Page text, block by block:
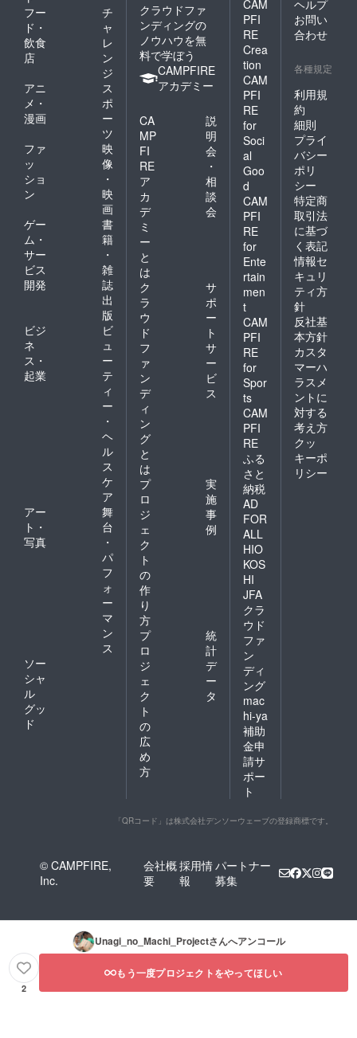
た御礼
のメー
ルも送
らせて
す。
した。
一度食
べるだ
浜名湖
うなぎ
の本当
の魅力
は伝わ
りきれ
ませ
ん。食
べる度
に新し
い発見
と美味
しさが
ある。
それが
浜名湖
うなぎ
の「歴
史の
味」の
正体で
す。24
時間鰻
と向き
合い続
けた私
共生産
者の鰻
愛を是
非ご賞
味くだ
さい。
※感謝の
ため、
同じ地
点の地
あって
も深さ
によっ
て塩分
や水質
がまる
で違い
ます。
隣の養
鰻場に
なると
更に変
わって
きま
す。そ
で、
各々の
池に
合った
育て方
を極
め、時
には積
極的に
情報交
換・技
術提供
を行い
なが
ら、高
品質帯
での個
性を生
史の
正体で
と向き
合い続
非ご賞
味くだ
※感謝の
気持ち
が、高
校生う
なぎ
名湖立
高校う
なぎ
部」で
は、蒸
し器や
グリル
がなく
てもフ
ライパ
ン一つ
で美味
しくお
手軽に
焼ける
方法を
紹介し
ていま
す。 是
非地元
高校生
達と一
緒に美
味しい
蒲焼調
理法を
習得し
てくだ
さいね♪
※感謝の
気持ち
をこめ
す。 そ
んな浜
名湖う
なぎの
長い歴
雑な浜
名湖の
地形と
汽水が
生み出
した多
彩さで
す。浜
名湖う
なぎの
養殖で
は、直
接浜名
湖の水
を引い
ている
わけで
はな
く、基
本的に
は浜名
湖のほ
とりで
地下水
を汲み
上げて
池づく
りをし
ていま
す。 汽
水湖の
育て方
め、時
換・技
ら、高
品質帯
での個
み出し
てきま
も多い
くら
い、実
は人気
い方な
す。 蒲
焼とは
全く違
う鰻本
来の味
を堪能
できる
だけで
はな
く、白
焼きに
タレを
絡める
事で蒲
焼を作
る事が
でき、
ご自身
で好み
の蒲焼
を作る
楽しさ
も満喫
できま
す。 蒲
焼の作
り方が
分から
ないと
いう方
も多い
紹介し
す。 是
緒に美
習得し
てくだ
さいね♪
気持ち
焼と白
焼き、
両方を
味わい
へ。お
価格の
目玉商
品８枚
セット
です。
浜名湖
養魚漁
業協同
組合の
通販で
も買え
ない、
このク
ラウド
ファン
ディン
グ限定
の組合
せで
す。紅
白揃っ
て縁起
も◎ ※
感謝の
気持ち
をこめ
た御礼
のメー
ルも送
らせて
頂きま
フー
ド・
飲食
店
チ
ャ
レ
ン
ジ
アニ
メ・
漫画
ス
ポ
ー
ツ
ファ
ッ
ショ
ン
映
像
・
映
画
ゲー
ム・
サー
ビス
開発
書
籍
・
雑
誌
出
版
ビジ
ネ
ス・
起業
ビ
ュ
ー
テ
ィ
ー
・
ヘ
ル
ス
ケ
ア
アー
ト・
写真
舞
台
・
パ
フ
ォ
ー
マ
ン
ス
ソー
シャ
ル
グッ
ド
クラウドファ
ンディングの
ノウハウを無
料で学ぼう
CAMPFIRE
アカデミー
CA
MP
FI
RE
ア
カ
デ
ミ
ー
と
は
説
明
会
・
相
談
会
ク
ラ
ウ
ド
フ
ァ
ン
デ
ィ
ン
グ
と
は
サ
ポ
ー
ト
サ
ー
ビ
ス
プ
ロ
ジ
ェ
ク
ト
の
作
り
方
実
施
事
例
プ
ロ
ジ
ェ
ク
ト
の
広
め
方
統
計
デ
ー
タ
CAM
PFI
RE
Crea
tion
CAM
PFI
RE
for
Soci
al
Goo
d
CAM
PFI
RE
for
Ente
rtain
men
t
CAM
PFI
RE
for
Spor
ts
CAM
PFI
RE
ふる
さと
納税
AD
FOR
ALL
HIO
KOS
HI
JFA
クラ
ウド
ファ
ン
ディ
ング
mac
hi-ya
補助
金申
請サ
ポー
ト
ヘルプ
お問い
合わせ
各種規定
利用規
約
細則
プライ
バシー
ポリ
シー
特定商
取引法
に基づ
く表記
情報セ
キュリ
ティ方
針
反社基
本方針
カスタ
マーハ
ラスメ
ントに
対する
考え方
クッ
キーポ
リシー
「QRコード」は株式会社デンソーウェーブの登録商標です。
© CAMPFIRE,
Inc.
会社概
要
採用情
報
パートナー
募集
Unagi_no_Machi_Projectさんへアンコール
2
もう一度プロジェクトをやってほしい